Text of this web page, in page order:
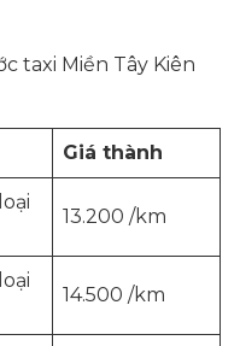
taxi Miền Tây Kiên
Giá thành
13.200 /km
14.500 /km